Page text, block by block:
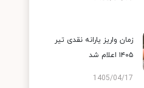
زمان واریز یارانه نقدی تیر
۱۴۰۵ اعلام شد
1405/04/17